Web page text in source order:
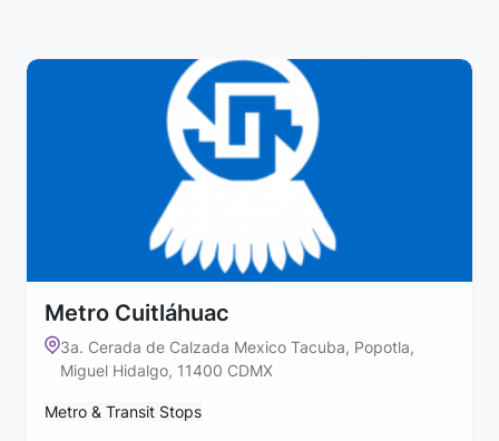
Metro Cuitláhuac
3a. Cerada de Calzada Mexico Tacuba, Popotla,
Miguel Hidalgo, 11400 CDMX
Metro & Transit Stops